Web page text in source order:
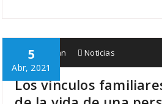
5
Abr, 2021
Babespean Noticias
Los vínculos